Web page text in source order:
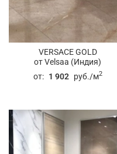
VERSACE GOLD
от Velsaa (Индия)
от: 1 902 руб./м2